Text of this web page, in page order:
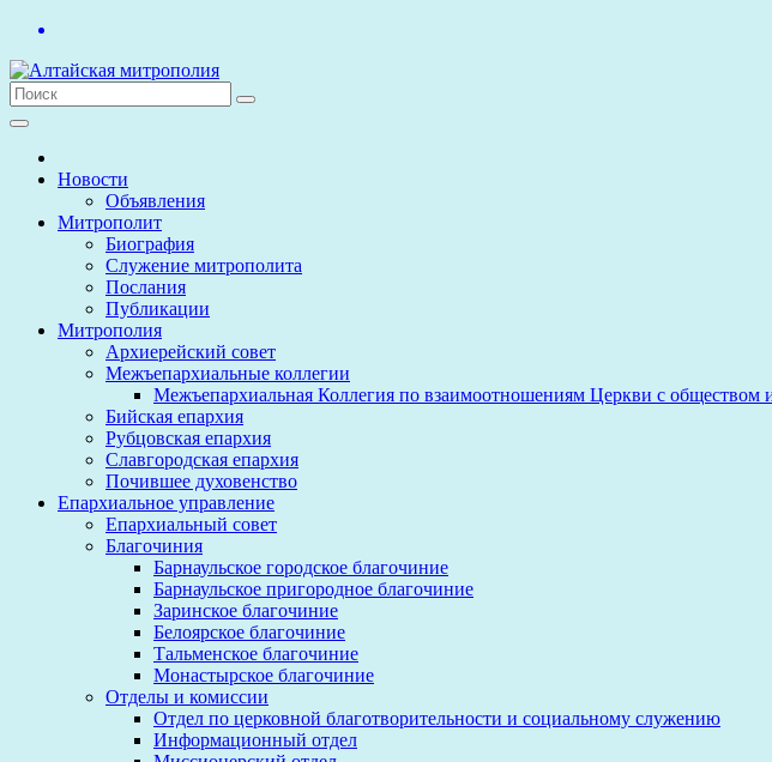
Перейти
содержимому
Новости
Объявления
Митрополит
Биография
Служение митрополита
Послания
Публикации
Митрополия
Архиерейский совет
Межъепархиальные коллегии
Межъепархиальная Коллегия по взаимоотношениям Церкви с
Бийская епархия
Рубцовская епархия
Славгородская епархия
Почившее духовенство
Епархиальное управление
Епархиальный совет
Благочиния
Барнаульское городское благочиние
Барнаульское пригородное благочиние
Заринское благочиние
Белоярское благочиние
Тальменское благочиние
Монастырское благочиние
Отделы и комиссии
Отдел по церковной благотворительности и социальному служению
Информационный отдел